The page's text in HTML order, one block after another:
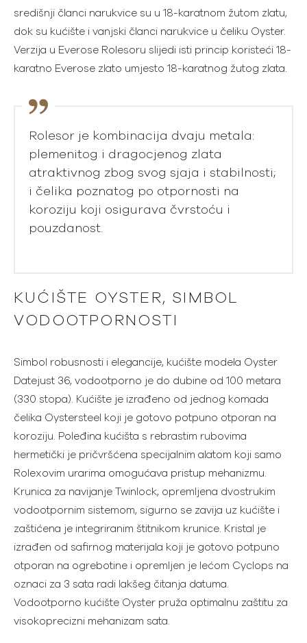
središnji članci narukvice su u 18-karatnom žutom zlatu,
dok su kućište i vanjski članci narukvice u čeliku Oyster.
Verzija u Everose Rolesoru slijedi isti princip koristeći 18-
karatno Everose zlato umjesto 18-karatnog žutog zlata.
Rolesor je kombinacija dvaju metala:
plemenitog i dragocjenog zlata
atraktivnog zbog svog sjaja i stabilnosti;
i čelika poznatog po otpornosti na
koroziju koji osigurava čvrstoću i
pouzdanost.
KUĆIŠTE OYSTER, SIMBOL
VODOOTPORNOSTI
Simbol robusnosti i elegancije, kućište modela Oyster
Datejust 36, vodootporno je do dubine od 100 metara
(330 stopa). Kućište je izrađeno od jednog komada
čelika Oystersteel koji je gotovo potpuno otporan na
koroziju. Poleđina kućišta s rebrastim rubovima
hermetički je pričvršćena specijalnim alatom koji samo
Rolexovim urarima omogućava pristup mehanizmu.
Krunica za navijanje Twinlock, opremljena dvostrukim
vodootpornim sistemom, sigurno se zavija uz kućište i
zaštićena je integriranim štitnikom krunice. Kristal je
izrađen od safirnog materijala koji je gotovo potpuno
otporan na ogrebotine i opremljen je lećom Cyclops na
oznaci za 3 sata radi lakšeg čitanja datuma.
Vodootporno kućište Oyster pruža optimalnu zaštitu za
visokoprecizni mehanizam sata.